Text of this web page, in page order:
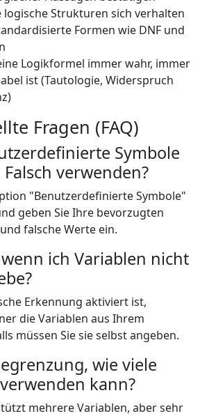
logische Strukturen sich verhalten
Formen wie DNF und
Logikformel immer wahr, immer
ist (Tautologie, Widerspruch
Fragen (FAQ)
Symbole
verwenden?
"Benutzerdefinierte Symbole"
geben Sie Ihre bevorzugten
falsche Werte ein.
ich Variablen nicht
Erkennung aktiviert ist,
die Variablen aus Ihrem
müssen Sie sie selbst angeben.
wie viele
kann?
mehrere Variablen, aber sehr